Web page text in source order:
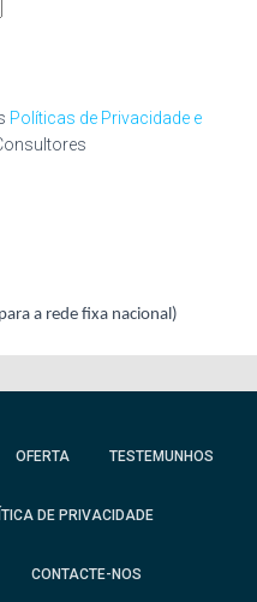
Políticas de Privacidade e
a rede fixa nacional)
OFERTA TESTEMUNHOS
DE PRIVACIDADE
CONTACTE-NOS